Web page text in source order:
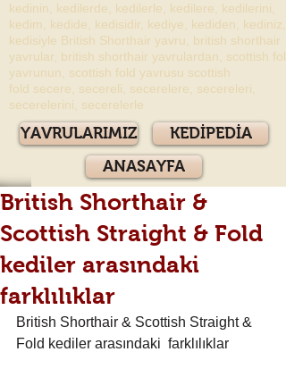
kedinin, kedilerde, kedilerle, kedilere, kedilerini,
kedim, kedide, kedisidir, kediye, kediden, kediniz,
kedisiyle British Shorthair yavru, british shorthair
yavrular, british shorthair yavrulardan, scottish fold
yavrunun, scottish fold yavrusu scottish
fold secere, secereli, secerelere, secereleri,
secerelerini, secerelerle
YAVRULARIMIZ
KEDİPEDİA
ANASAYFA
British Shorthair &
Scottish Straight & Fold
kediler arasındaki
farklılıklar
British Shorthair & Scottish Straight &
Fold kediler arasındaki  farklılıklar